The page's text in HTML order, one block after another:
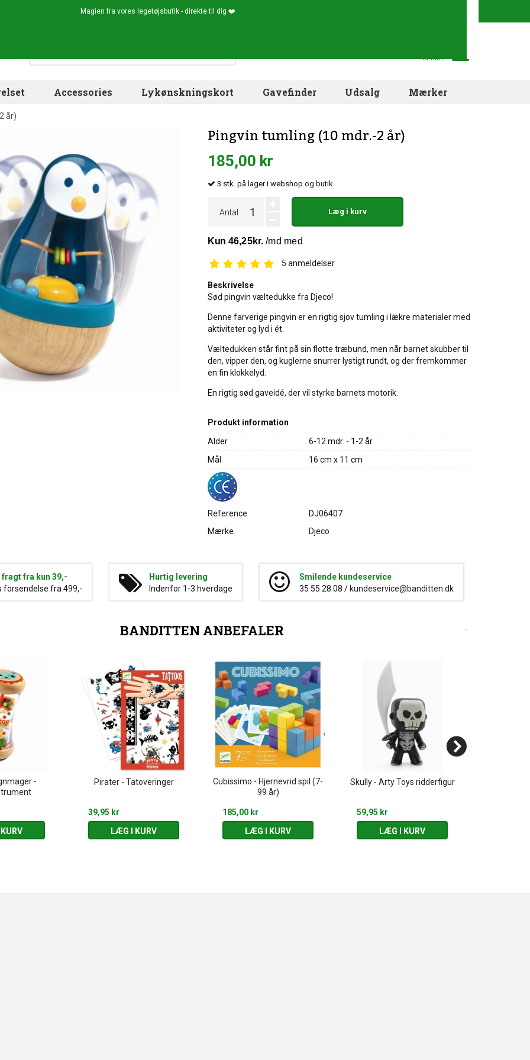
Magien fra vores legetøjsbutik - direkte til dig ❤️
.. er tom
Accessories Lykønskningskort Gavefinder Udsalg Mærker
år)
Pingvin tumling (10 mdr.-2 år)
185,00 kr
3 stk. på lager i webshop og butik
Antal Læg i kurv
5 anmeldelser
Beskrivelse
Sød pingvin væltedukke fra Djeco!
Denne farverige pingvin er en rigtig sjov tumling i lækre materialer med
aktiviteter og lyd i ét.
Væltedukken står fint på sin flotte træbund, men når barnet skubber til
den, vipper den, og kuglerne snurrer lystigt rundt, og der fremkommer
en fin klokkelyd.
En rigtig sød gaveidé, der vil styrke barnets motorik.
Produkt information
Alder
6-12 mdr. - 1-2 år
Mål
16 cm x 11 cm
Reference
DJ06407
Mærke
Djeco
fragt fra kun 39,-
forsendelse fra 499,-
Hurtig levering
Indenfor 1-3 hverdage
Smilende kundeservice
35 55 28 08 / kundeservice@banditten.dk
BANDITTEN ANBEFALER
-
Pirater - Tatoveringer
39,95 kr
LÆG I KURV
Cubissimo - Hjernevrid spil (7-
99 år)
185,00 kr
LÆG I KURV
Skully - Arty Toys ridderfigur
59,95 kr
LÆG I KURV